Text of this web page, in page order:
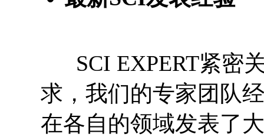
SCI EXPERT紧密
求，我们的专家团队
在各自的领域发表了